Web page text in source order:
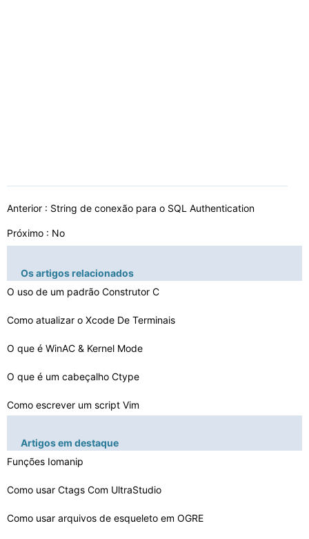
Anterior : String de conexão para o SQL Authentication
Próximo : No
Os artigos relacionados
O uso de um padrão Construtor C
Como atualizar o Xcode De Terminais
O que é WinAC & Kernel Mode
O que é um cabeçalho Ctype
Como escrever um script Vim
Como fazer um aplicativo para o iPhone no Visual C
Como editar o Silverlight Datagrid
Como adicionar GMP para Xcode
Artigos em destaque
Funções Iomanip
Como usar Ctags Com UltraStudio
Como usar arquivos de esqueleto em OGRE